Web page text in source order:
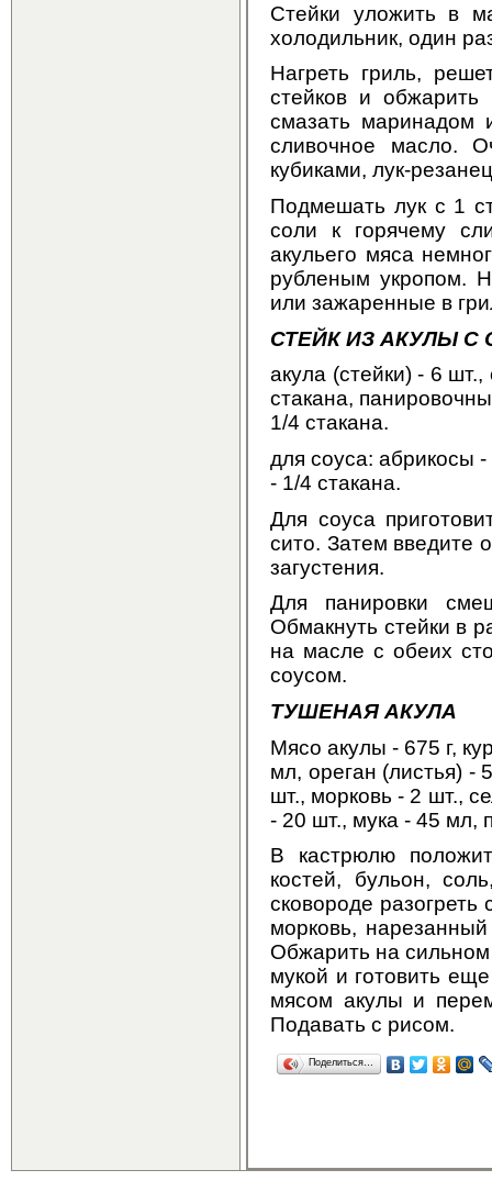
Стейки уложить в
холодильник, один
Haгреть гриль,
стейков и
смазать маринадом
сливочное масло.
кубиками, лук-
Подмешать лук с 1
соли к горячему
акульего мяса
рубленым укропом.
или зажаренные в
СТЕЙК ИЗ АКУЛЫ
акула (стейки) - 6
стакана,
1/4 стакана.
для соуса: абрикосы
- 1/4 стакана.
Для соуса
сито. Затем введите
загустения.
Для панировки
Обмакнуть стейки в
на масле с обеих
соусом.
ТУШЕНАЯ АКУЛА
Мясо акулы - 675 г,
мл, ореган (листья) -
шт., морковь - 2 шт.,
- 20 шт., мука - 45 мл,
В кастрюлю
костей, бульон,
сковороде
морковь,
Обжарить на
мукой и готовить
мясом акулы и
Подавать с рисом.
Поделиться…